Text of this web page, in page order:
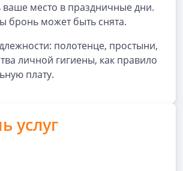
ваше место в праздничные дни.
бронь может быть снята.
полотенце, простыни,
личной гигиены, как правило
плату.
услуг